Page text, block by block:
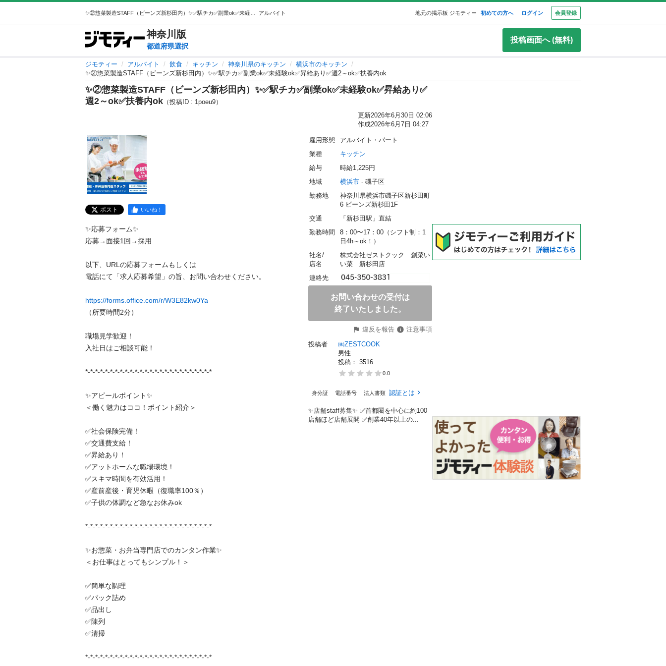
アルバイト 地元の掲示板 ジモティー 初めての方へ ログイン 会員登録
神奈川 版
都道府県選択
投稿画面へ (無料)
ジモティー アルバイト 飲食 キッチン 神奈川県のキッチン
横浜市のキッチン
✨②惣菜製造STAFF（ビーンズ新杉田内）✨✅駅チカ✅副業ok✅未経験ok✅昇給あり✅週2～ok✅扶養内ok
✨②惣菜製造STAFF（ビーンズ新杉田内）✨✅駅チカ✅副業ok✅未経験ok✅昇給あり✅
週2～ok✅扶養内ok （投稿ID : 1poeu9）
更新2026年6月30日 02:06
作成2026年6月7日 04:27
ポスト いいね！
✨応募フォーム✨
応募→面接1回→採用
以下、URLの応募フォームもしくは
電話にて「求人応募希望」の旨、お問い合わせください。
https://forms.office.com/r/W3E82kw0Ya
（所要時間2分）
職場見学歓迎！
入社日はご相談可能！
*-*-*-*-*-*-*-*-*-*-*-*-*-*-*-*-*-*-*-*-*-*-*-*-*-*
✨アピールポイント✨
＜働く魅力はココ！ポイント紹介＞
✅社会保険完備！
✅交通費支給！
✅昇給あり！
✅アットホームな職場環境！
✅スキマ時間を有効活用！
✅産前産後・育児休暇（復職率100％）
✅子供の体調など急なお休みok
*-*-*-*-*-*-*-*-*-*-*-*-*-*-*-*-*-*-*-*-*-*-*-*-*-*
✨お惣菜・お弁当専門店でのカンタン作業✨
＜お仕事はとってもシンプル！＞
✅簡単な調理
✅パック詰め
✅品出し
✅陳列
✅清掃
*-*-*-*-*-*-*-*-*-*-*-*-*-*-*-*-*-*-*-*-*-*-*-*-*-*
雇用形態
アルバイト・パート
業種
キッチン
給与
時給1,225円
地域
横浜市 - 磯子区
勤務地
神奈川県横浜市磯子区新杉田町
6 ビーンズ新杉田1F
交通
「新杉田駅」直結
勤務時間
8：00〜17：00（シフト制：1
日4h～ok！）
社名/
店名
株式会社ゼストクック　創菜い
い菜　新杉田店
連絡先
お問い合わせの受付は
終了いたしました。
違反を報告
注意事項
投稿者
㈱ZESTCOOK
男性
投稿： 3516
0.0
身分証 電話番号 法人書類 認証とは
✨店舗staff募集✨ ✅首都圏を中心に約100
店舗ほど店舗展開 ✅創業40年以上の...